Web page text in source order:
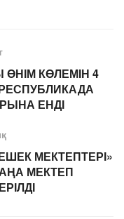
КӨЛЕМІН 4
ЕНДІ
МЕКТЕПТЕРІ»
МЕКТЕП